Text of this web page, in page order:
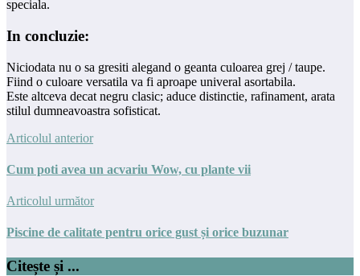
speciala.
In concluzie:
Niciodata nu o sa gresiti alegand o geanta culoarea grej / taupe.
Fiind o culoare versatila va fi aproape univeral asortabila.
Este altceva decat negru clasic; aduce distinctie, rafinament, arata
stilul dumneavoastra sofisticat.
Articolul anterior
Cum poti avea un acvariu Wow, cu plante vii
Articolul următor
Piscine de calitate pentru orice gust și orice buzunar
Citește și ...